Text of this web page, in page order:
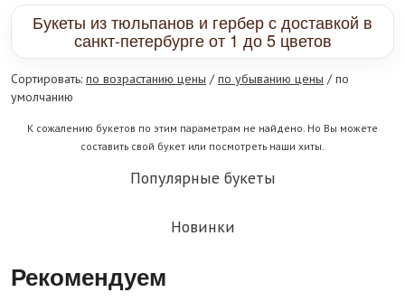
Букеты из тюльпанов и гербер с доставкой в
санкт-петербурге от 1 до 5 цветов
Сортировать: по возрастанию цены /по убыванию цены / по
умолчанию
К сожалению букетов по этим параметрам не найдено. Но Вы можете
составить свой букет или посмотреть наши хиты.
Популярные букеты
Новинки
Рекомендуем